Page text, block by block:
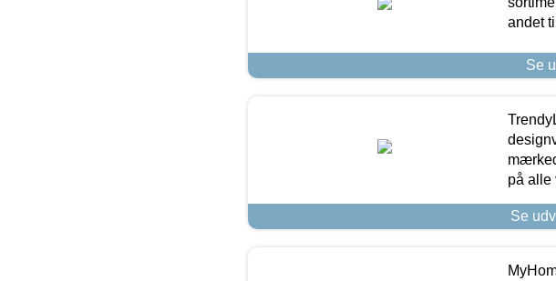
andet
Se
på alle
Se